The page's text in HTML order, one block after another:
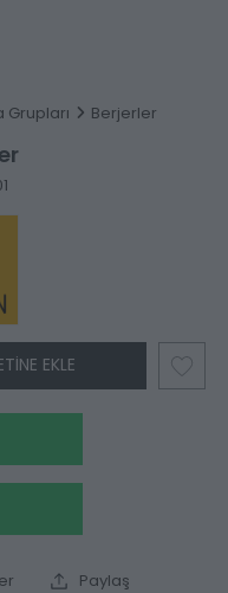
Grupları Berjerler
EKLE
Paylaş